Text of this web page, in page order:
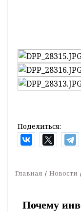
Поделиться:
Главная Новости
Почему